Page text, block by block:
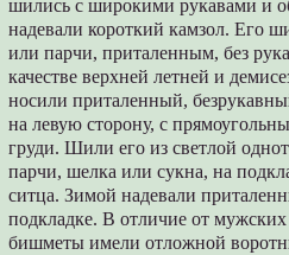
шились с широкими рукавами и
надевали короткий камзол. Его
или парчи, приталенным, без
качестве верхней летней и
носили приталенный,
на левую сторону, с
груди. Шили его из светлой
парчи, шелка или сукна, на
ситца. Зимой надевали
подкладке. В отличие от
бишметы имели отложной